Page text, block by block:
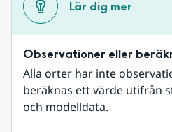
Lär dig mer
Observationer eller
Alla orter har inte
beräknas ett värde utifrån
och modelldata.